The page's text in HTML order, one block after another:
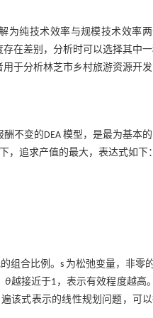
为纯技术效率与规模技术效率
存在差别，分析时可以选择其中
用于分析林芝市乡村旅游资源开
酬不变的DEA 模型，是最为基本
，追求产值的最大，表达式如下
组合比例。s 为松弛变量，非零
θ越接近于1，表示有效程度越高
该式表示的线性规划问题，可